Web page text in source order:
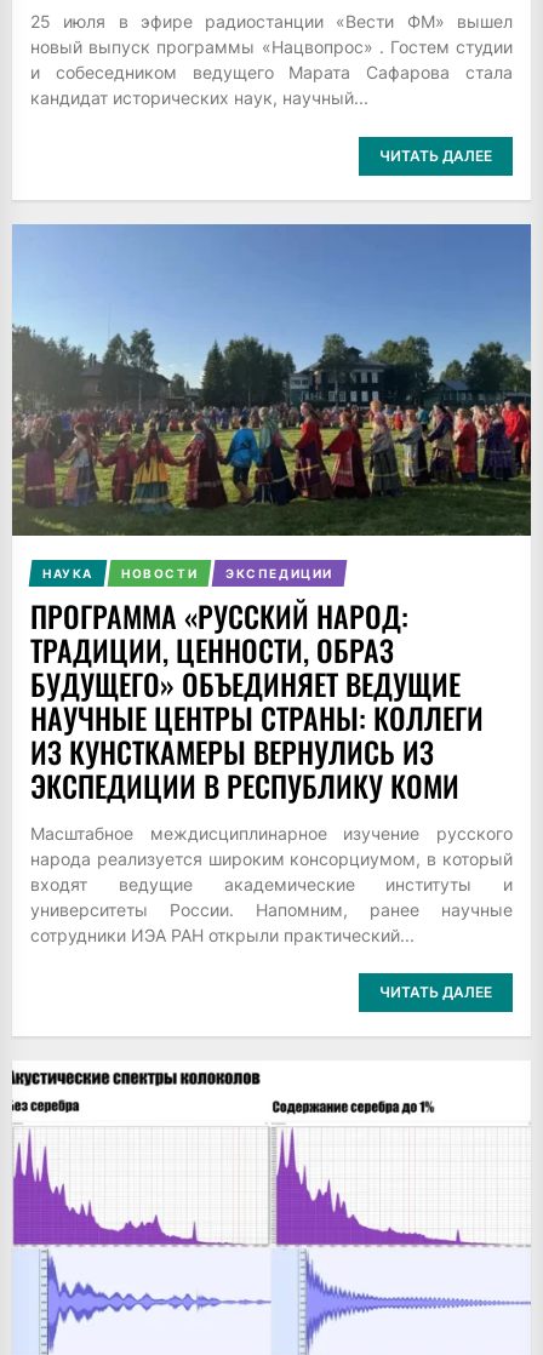
25 июля в эфире радиостанции «Вести ФМ» вышел
новый выпуск программы «Нацвопрос» . Гостем студии
и собеседником ведущего Марата Сафарова стала
кандидат исторических наук, научный...
ЧИТАТЬ ДАЛЕЕ
НАУКА НОВОСТИ ЭКСПЕДИЦИИ
ПРОГРАММА «РУССКИЙ НАРОД:
ТРАДИЦИИ, ЦЕННОСТИ, ОБРАЗ
БУДУЩЕГО» ОБЪЕДИНЯЕТ ВЕДУЩИЕ
НАУЧНЫЕ ЦЕНТРЫ СТРАНЫ: КОЛЛЕГИ
ИЗ КУНСТКАМЕРЫ ВЕРНУЛИСЬ ИЗ
ЭКСПЕДИЦИИ В РЕСПУБЛИКУ КОМИ
Масштабное междисциплинарное изучение русского
народа реализуется широким консорциумом, в который
входят ведущие академические институты и
университеты России. Напомним, ранее научные
сотрудники ИЭА РАН открыли практический...
ЧИТАТЬ ДАЛЕЕ